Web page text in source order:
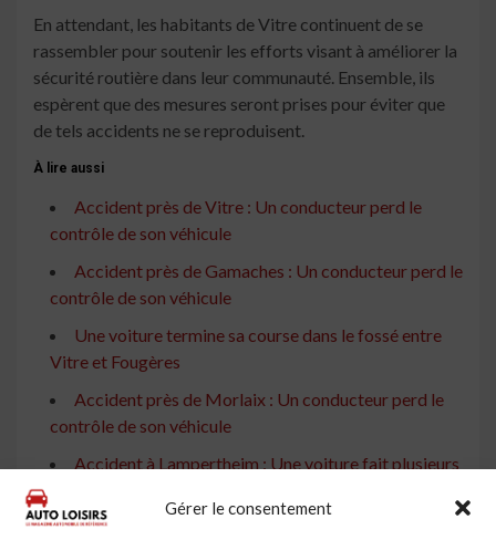
Gérer le consentement
En attendant, les habitants de Vitre continuent de se
rassembler pour soutenir les efforts visant à améliorer la
sécurité routière dans leur communauté. Ensemble, ils
espèrent que des mesures seront prises pour éviter que
de tels accidents ne se reproduisent.
À lire aussi
Accident près de Vitre : Un conducteur perd le
contrôle de son véhicule
Accident près de Gamaches : Un conducteur perd le
contrôle de son véhicule
Une voiture termine sa course dans le fossé entre
Vitre et Fougères
Accident près de Morlaix : Un conducteur perd le
contrôle de son véhicule
Accident à Lampertheim : Une voiture fait plusieurs
Accident de voiture : Un conducteur blessé après